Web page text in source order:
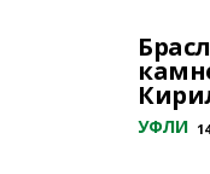
УФЛИ